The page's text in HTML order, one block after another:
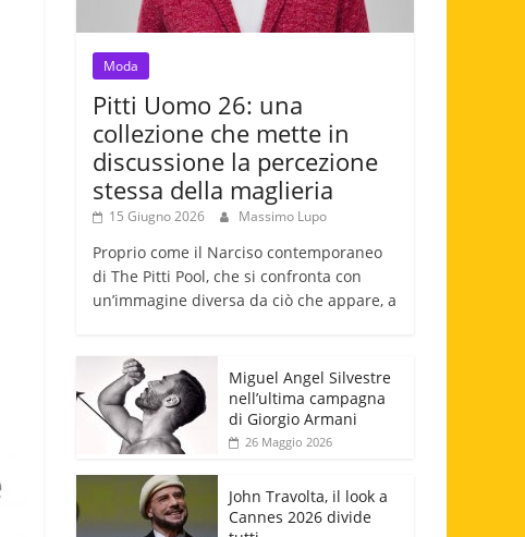
Moda
Pitti Uomo 26: una
collezione che mette in
discussione la percezione
stessa della maglieria
15 Giugno 2026 Massimo Lupo
Proprio come il Narciso contemporaneo
di The Pitti Pool, che si confronta con
un’immagine diversa da ciò che appare, a
Miguel Angel Silvestre
nell’ultima campagna
di Giorgio Armani
26 Maggio 2026
John Travolta, il look a
Cannes 2026 divide